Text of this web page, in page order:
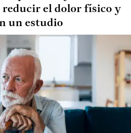
reducir el dolor físico y
un estudio